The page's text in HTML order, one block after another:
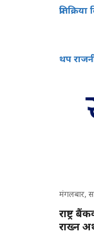
थप
मंगलबार,
राष्ट्र
राख्न